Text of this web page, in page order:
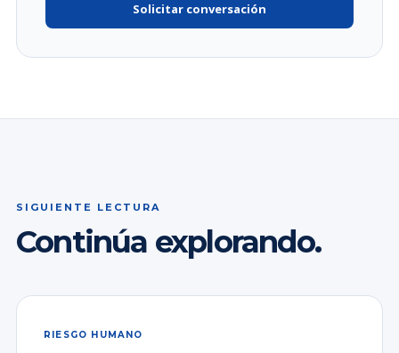
Solicitar conversación
SIGUIENTE LECTURA
Continúa explorando.
RIESGO HUMANO